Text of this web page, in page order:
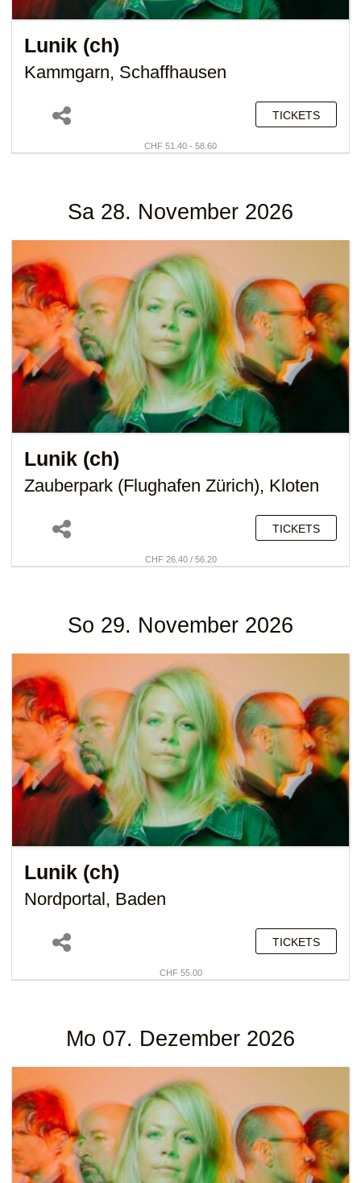
Lunik (ch)
Kammgarn, Schaffhausen
TICKETS
CHF 51.40 - 58.60
Sa 28. November 2026
Lunik (ch)
Zauberpark (Flughafen Zürich), Kloten
TICKETS
CHF 26.40 / 56.20
So 29. November 2026
Lunik (ch)
Nordportal, Baden
TICKETS
CHF 55.00
Mo 07. Dezember 2026